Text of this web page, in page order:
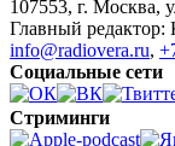
107553, г. Москва,
Главный
info@radiovera.ru,
Социальные сети
Стриминги